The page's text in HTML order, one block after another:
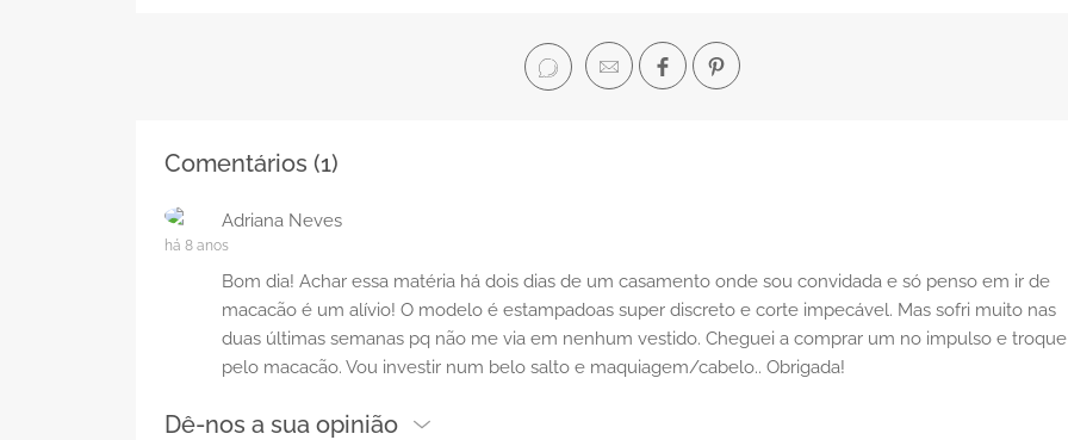
Comentários (1)
Adriana Neves
há 8 anos
Bom dia! Achar essa matéria há dois dias de um casamento onde sou convidada e só penso em ir de
macacão é um alívio! O modelo é estampadoas super discreto e corte impecável. Mas sofri muito nas
duas últimas semanas pq não me via em nenhum vestido. Cheguei a comprar um no impulso e
pelo macacão. Vou investir num belo salto e maquiagem/cabelo.. Obrigada!
Dê-nos a sua opinião